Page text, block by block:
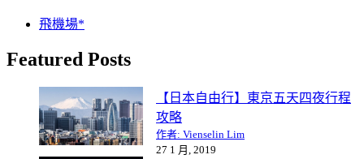
飛機場*
Featured Posts
【日本自由行】東京五天四夜行程
攻略
作者: Vienselin Lim
27 1 月, 2019